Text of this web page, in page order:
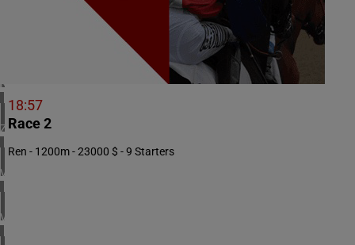
NOORWEGEN
1 meeting(s)
ZUID-AFRIKA
1 meeting(s)
VERENIGDE ARABISCHE EMIRATEN
1 meeting(s)
VERENIGD KONINKRIJK
2 meeting(s)
18:57
Race 2
Ren - 1200m - 23000 $ - 9 Starters